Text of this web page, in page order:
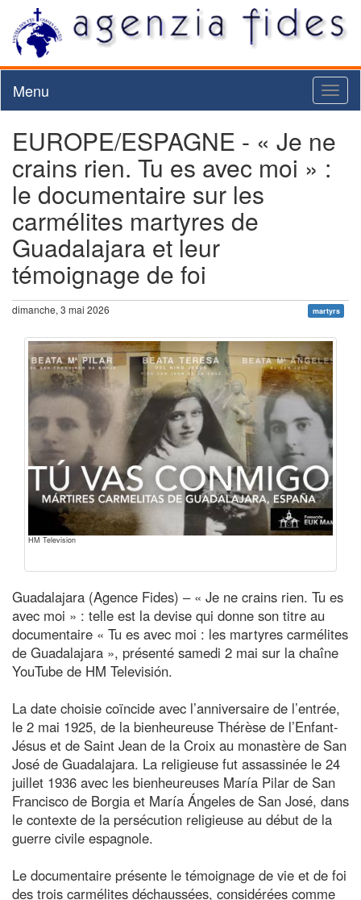
Menu
EUROPE/ESPAGNE - « Je ne
crains rien. Tu es avec moi » :
le documentaire sur les
carmélites martyres de
Guadalajara et leur
témoignage de foi
dimanche, 3 mai 2026 martyrs
HM Television
Guadalajara (Agence Fides) – « Je ne crains rien. Tu es
avec moi » : telle est la devise qui donne son titre au
documentaire « Tu es avec moi : les martyres carmélites
de Guadalajara », présenté samedi 2 mai sur la chaîne
YouTube de HM Televisión.
La date choisie coïncide avec l’anniversaire de l’entrée,
le 2 mai 1925, de la bienheureuse Thérèse de l’Enfant-
Jésus et de Saint Jean de la Croix au monastère de San
José de Guadalajara. La religieuse fut assassinée le 24
juillet 1936 avec les bienheureuses María Pilar de San
Francisco de Borgia et María Ángeles de San José, dans
le contexte de la persécution religieuse au début de la
guerre civile espagnole.
Le documentaire présente le témoignage de vie et de foi
des trois carmélites déchaussées, considérées comme